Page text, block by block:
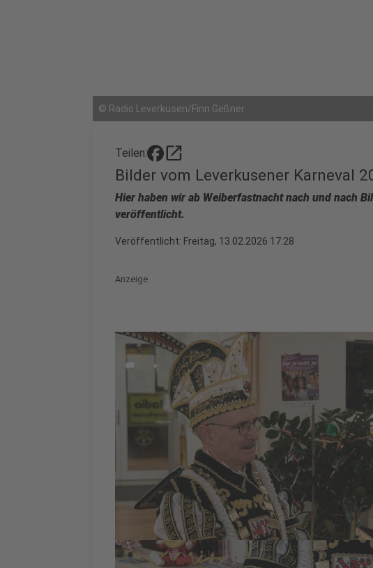
© Radio Leverkusen/Finn Geßner
Teilen: open_in_new
Bilder vom Leverkusener Karneval
Hier haben wir ab Weiberfastnacht nach und nach
veröffentlicht.
Veröffentlicht: Freitag, 13.02.2026 17:28
Anzeige